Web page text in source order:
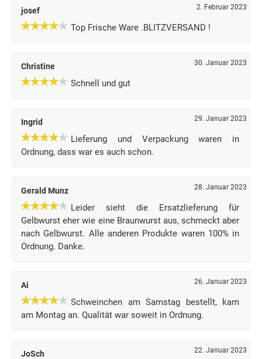
josef 2. Februar 2023
Top Frische Ware .BLITZVERSAND !
Christine 30. Januar 2023
Schnell und gut
Ingrid 29. Januar 2023
Lieferung und Verpackung waren in
Ordnung, dass war es auch schon.
Gerald Munz 28. Januar 2023
Leider sieht die Ersatzlieferung für
Gelbwurst eher wie eine Braunwurst aus, schmeckt aber
nach Gelbwurst. Alle anderen Produkte waren 100% in
Ordnung. Danke.
Ai 26. Januar 2023
Schweinchen am Samstag bestellt, kam
am Montag an. Qualität war soweit in Ordnung.
JoSch 22. Januar 2023